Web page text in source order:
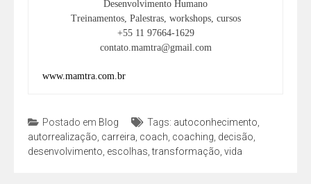
Desenvolvimento Humano
Treinamentos, Palestras, workshops, cursos
+55 11 97664-1629
contato.mamtra@gmail.com
www.mamtra.com.br
Postado em Blog Tags: autoconhecimento
autorrealização carreira coach coaching decisão
desenvolvimento escolhas ,transformação vida